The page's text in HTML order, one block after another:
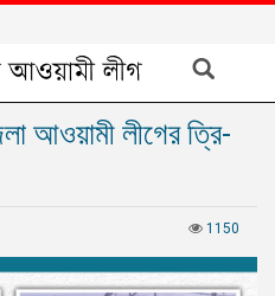
আওয়ামী লীগের ত্রি-
1150